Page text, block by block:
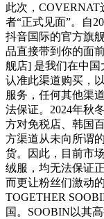
此次，
者“正式见面”。自
抖音国际的官方旗
品直接带到你的面
舰店] 是我们在中
认准此渠道购买，
服务，任何其他渠
法保证。2024年秋
方对免税店、韩国
方渠道从未向所谓
货。因此，目前市
绒服，均无法保证
而更让粉丝们激动
TOGETHER
国。SOOBIN以其